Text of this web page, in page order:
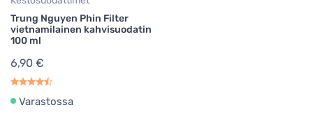
Trung Nguyen Phin Filter
vietnamilainen kahvisuodatin
100 ml
6,90 €
Varastossa